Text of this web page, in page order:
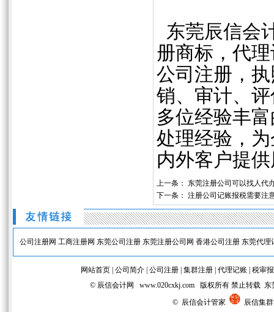
东莞辰信会
册商标，代
公司注册，
销、审计、
多位经验丰
处理经验，
内外客户提
上一条： 东莞注册公司可以找人代
下一条： 注册公司记账报税需要注
公司注册网 工商注册网 东莞公司注册 东莞注册公司网 香港公司注册 东莞代理
网站首页 公司简介 公司注册 集群注册 代理记账 税审
© 辰信会计网 www.020cxkj.com 版权所有 禁止转载
© 辰信会计管家
辰信集